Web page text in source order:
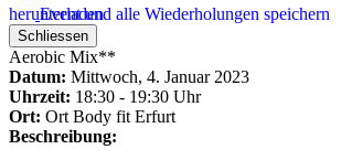
Event und alle Wiederholungen speichern
Schliessen
Aerobic Mix**
Datum: Mittwoch, 4. Januar 2023
Uhrzeit: 18:30 - 19:30 Uhr
Ort: Ort Body fit Erfurt
Beschreibung: